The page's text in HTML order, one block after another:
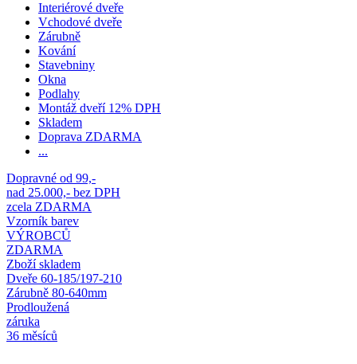
Interiérové dveře
Vchodové dveře
Zárubně
Kování
Stavebniny
Okna
Podlahy
Montáž dveří 12% DPH
Skladem
Doprava ZDARMA
...
Dopravné od 99,-
nad 25.000,- bez DPH
zcela ZDARMA
Vzorník barev
VÝROBCŮ
ZDARMA
Zboží skladem
Dveře 60-185/197-210
Zárubně 80-640mm
Prodloužená
záruka
36 měsíců